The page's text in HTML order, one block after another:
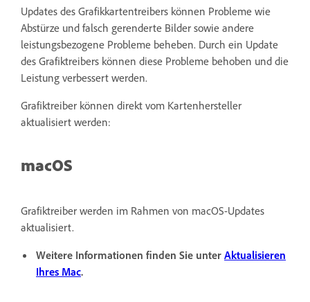
Updates des Grafikkartentreibers können Probleme wie
Abstürze und falsch gerenderte Bilder sowie andere
leistungsbezogene Probleme beheben. Durch ein Update
des Grafiktreibers können diese Probleme behoben und die
Leistung verbessert werden.
Grafiktreiber können direkt vom Kartenhersteller
aktualisiert werden:
macOS
Grafiktreiber werden im Rahmen von macOS-Updates
aktualisiert.
Weitere Informationen finden Sie unter Aktualisieren
Ihres Mac.